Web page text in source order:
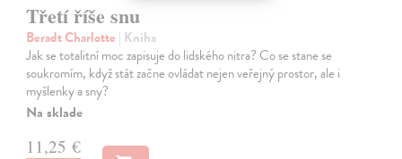
Třetí říše snu
Beradt Charlotte | Kniha
Jak se totalitní moc zapisuje do lidského nitra? Co se stane se
soukromím, když stát začne ovládat nejen veřejný prostor, ale i
myšlenky a sny?
Na sklade
11,25 €